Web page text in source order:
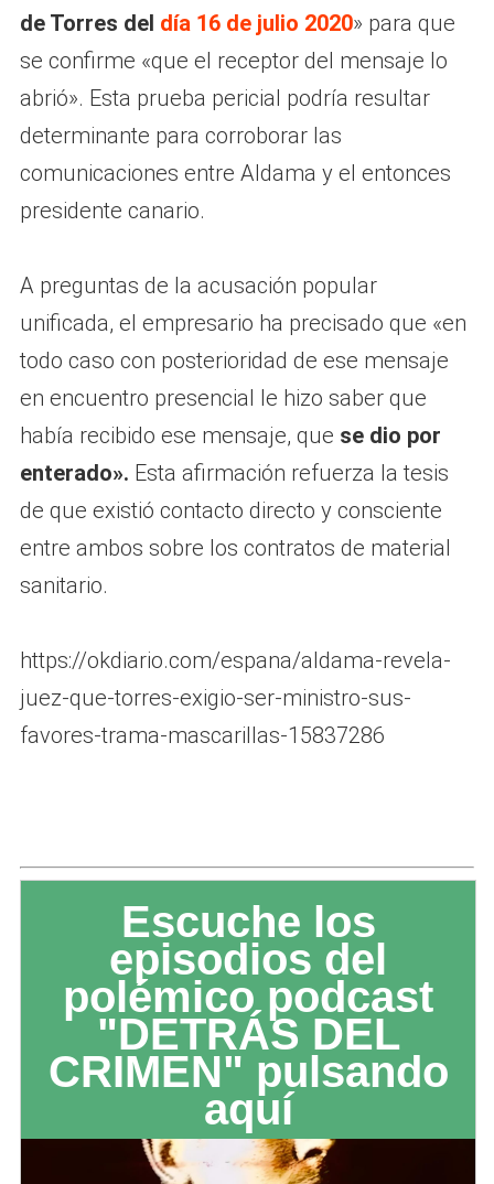
de Torres del día 16 de julio 2020» para que
se confirme «que el receptor del mensaje lo
abrió». Esta prueba pericial podría resultar
determinante para corroborar las
comunicaciones entre Aldama y el entonces
presidente canario.
A preguntas de la acusación popular
unificada, el empresario ha precisado que «en
todo caso con posterioridad de ese mensaje
en encuentro presencial le hizo saber que
había recibido ese mensaje, que se dio por
enterado». Esta afirmación refuerza la tesis
de que existió contacto directo y consciente
entre ambos sobre los contratos de material
sanitario.
https://okdiario.com/espana/aldama-revela-
juez-que-torres-exigio-ser-ministro-sus-
favores-trama-mascarillas-15837286
Escuche los
episodios del
polémico podcast
"DETRÁS DEL
CRIMEN" pulsando
aquí